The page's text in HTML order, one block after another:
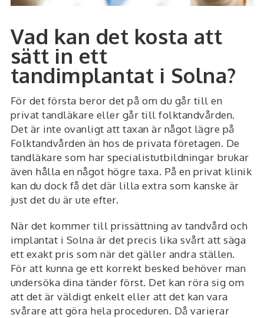
Vad kan det kosta att
sätt in ett
tandimplantat i Solna?
För det första beror det på om du går till en
privat tandläkare eller går till folktandvården.
Det är inte ovanligt att taxan är något lägre på
Folktandvården än hos de privata företagen. De
tandläkare som har specialistutbildningar brukar
även hålla en något högre taxa. På en privat klinik
kan du dock få det där lilla extra som kanske är
just det du är ute efter.
När det kommer till prissättning av tandvård och
implantat i Solna är det precis lika svårt att säga
ett exakt pris som när det gäller andra ställen.
För att kunna ge ett korrekt besked behöver man
undersöka dina tänder först. Det kan röra sig om
att det är väldigt enkelt eller att det kan vara
svårare att göra hela proceduren. Då varierar